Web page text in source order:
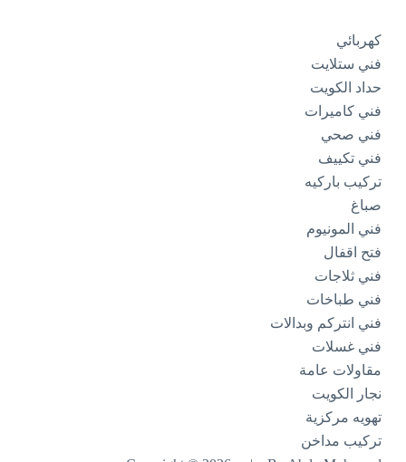
كهربائي
فني ستلايت
حداد الكويت
فني كاميرات
فني صحي
فني تكييف
تركيب باركيه
صباغ
فني المونيوم
فتح اقفال
فني ثلاجات
فني طباخات
فني انتركم وبدالات
فني غسلات
مقاولات عامة
نجار الكويت
تهويه مركزية
تركيب مداخن